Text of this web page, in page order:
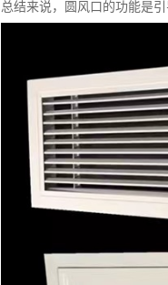
总结来说，圆风口的功能是